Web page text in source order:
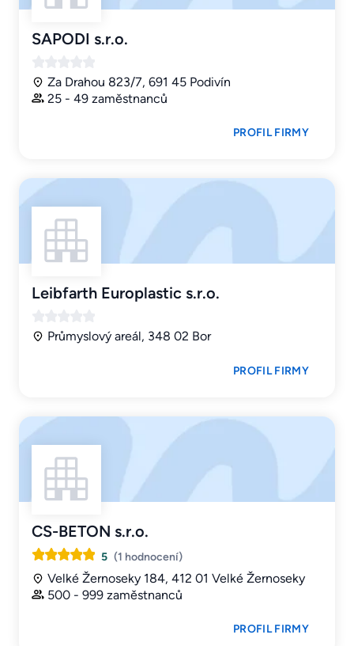
SAPODI s.r.o.
Za Drahou 823/7, 691 45 Podivín
25 - 49 zaměstnanců
PROFIL FIRMY
Leibfarth Europlastic s.r.o.
Průmyslový areál, 348 02 Bor
PROFIL FIRMY
CS-BETON s.r.o.
5 (1 hodnocení)
Velké Žernoseky 184, 412 01 Velké Žernoseky
500 - 999 zaměstnanců
PROFIL FIRMY